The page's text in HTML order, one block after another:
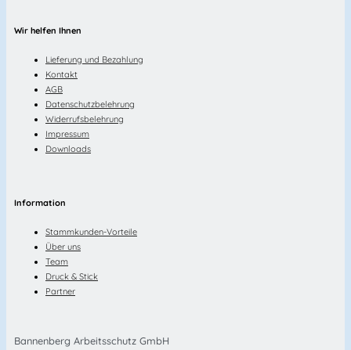
Wir helfen Ihnen
Lieferung und Bezahlung
Kontakt
AGB
Datenschutzbelehrung
Widerrufsbelehrung
Impressum
Downloads
Information
Stammkunden-Vorteile
Über uns
Team
Druck & Stick
Partner
Bannenberg Arbeitsschutz GmbH